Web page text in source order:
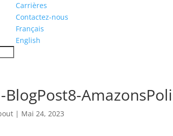
Carrières
Contactez-nous
Français
English
BlogPost8-
| Mai 24, 2023